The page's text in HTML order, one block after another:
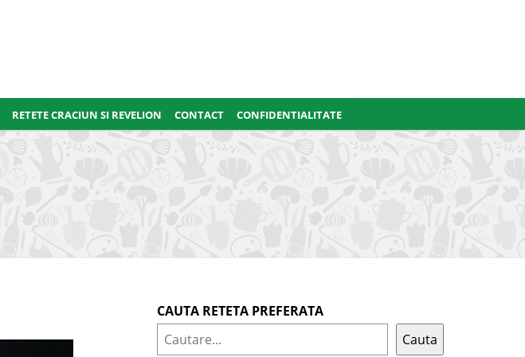
RETETE CRACIUN SI REVELION CONTACT CONFIDENTIALITATE
CAUTA RETETA PREFERATA
Cauta